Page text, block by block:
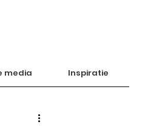
media Inspiratie